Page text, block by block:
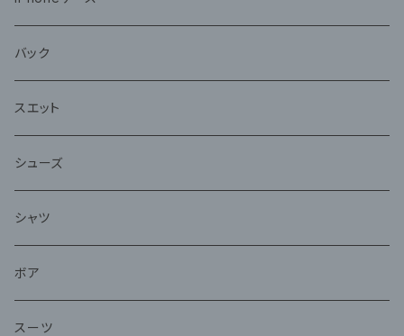
バック
スエット
シューズ
シャツ
ボア
スーツ